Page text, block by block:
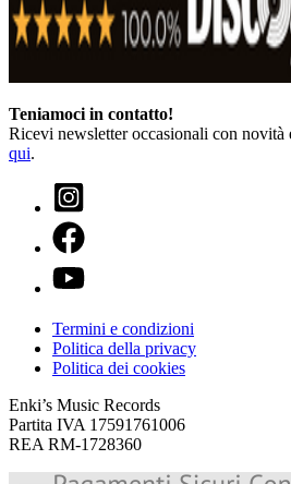
Teniamoci in contatto!
Ricevi newsletter occasionali con novità
qui.
Termini e condizioni
Politica della privacy
Politica dei cookies
Enki’s Music Records
Partita IVA 17591761006
REA RM-1728360